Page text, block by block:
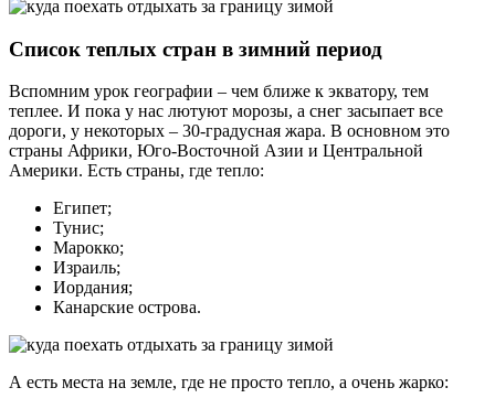
Список теплых стран в зимний период
Вспомним урок географии – чем ближе к экватору, тем
теплее. И пока у нас лютуют морозы, а снег засыпает все
дороги, у некоторых – 30-градусная жара. В основном это
страны Африки, Юго-Восточной Азии и Центральной
Америки. Есть страны, где тепло:
Египет;
Тунис;
Марокко;
Израиль;
Иордания;
Канарские острова.
А есть места на земле, где не просто тепло, а очень жарко: